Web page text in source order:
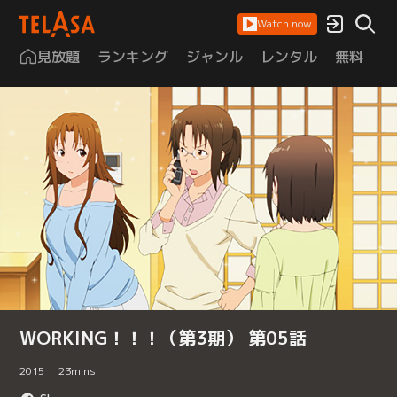
Watch now
見放題 ランキング ジャンル レンタル 無料
WORKING！！！（第3期） 第05話
2015 23mins